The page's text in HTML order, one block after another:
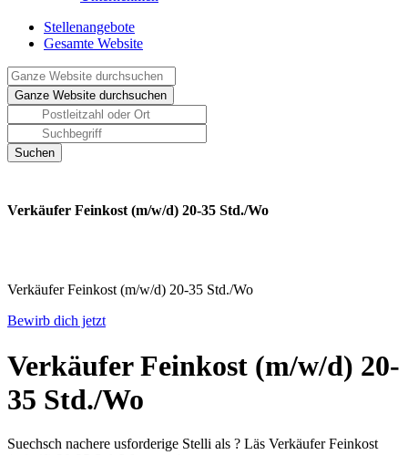
Stellenangebote
Gesamte Website
Verkäufer Feinkost (m/w/d) 20-35 Std./Wo
Verkäufer Feinkost (m/w/d) 20-35 Std./Wo
Bewirb dich jetzt
Verkäufer Feinkost (m/w/d) 20-
35 Std./Wo
Suechsch nachere usforderige Stelli als ? Läs Verkäufer Feinkost